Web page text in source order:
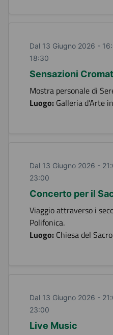
Dal 13 Giugno 2026 -
18:30
Sensazioni
Mostra personale di
Luogo: Galleria d’Arte
Dal 13 Giugno 2026 -
23:00
Concerto per il
Viaggio attraverso i
Polifonica.
Luogo: Chiesa del
Dal 13 Giugno 2026 -
23:00
Live Music